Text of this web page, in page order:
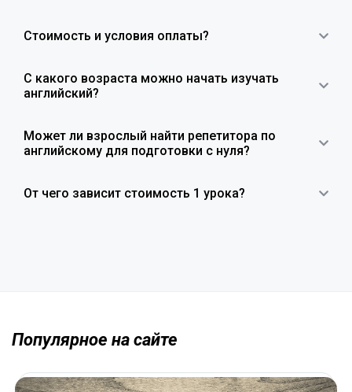
Стоимость и условия оплаты?
С какого возраста можно начать изучать
английский?
Может ли взрослый найти репетитора по
английскому для подготовки с нуля?
От чего зависит стоимость 1 урока?
Популярное на сайте